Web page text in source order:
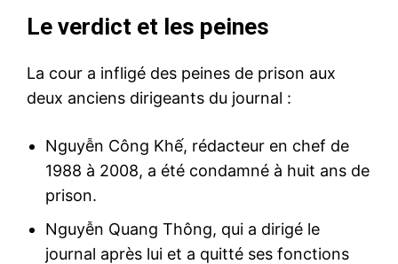
Le verdict et les peines
La cour a infligé des peines de prison aux
deux anciens dirigeants du journal :
Nguyễn Công Khế, rédacteur en chef de
1988 à 2008, a été condamné à huit ans de
prison.
Nguyễn Quang Thông, qui a dirigé le
journal après lui et a quitté ses fonctions